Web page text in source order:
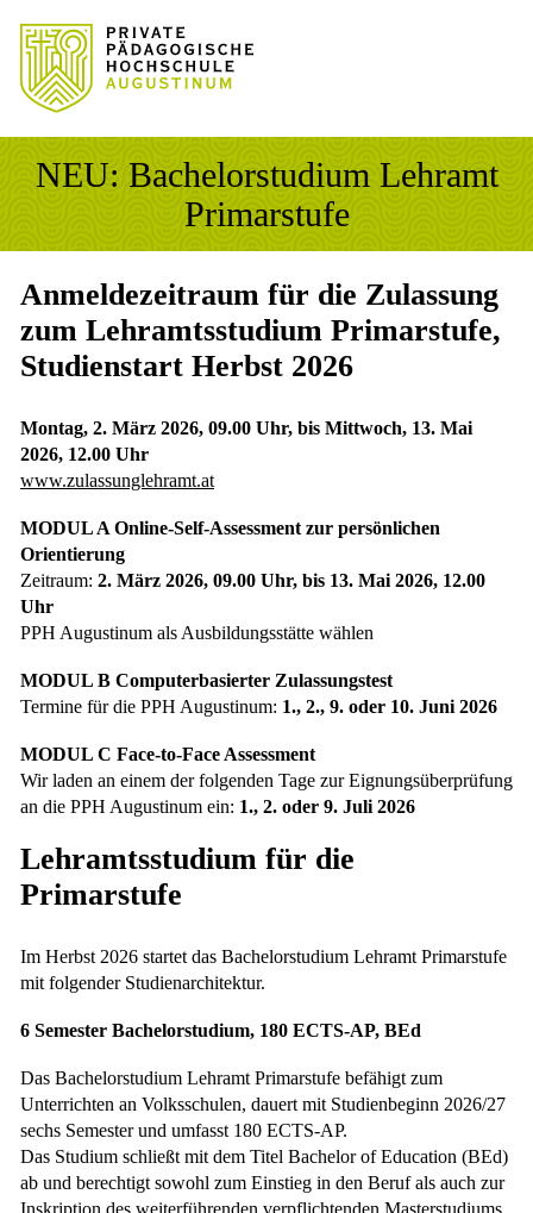
Sprung zum Hauptinhalt
Sprung zur Fusszeile
NEU: Bachelorstudium Lehramt
Primarstufe
Anmeldezeitraum für die Zulassung
zum Lehramtsstudium Primarstufe,
Studienstart Herbst 2026
Montag, 2. März 2026, 09.00 Uhr, bis Mittwoch, 13. Mai
2026, 12.00 Uhr
www.zulassunglehramt.at
MODUL A Online-Self-Assessment zur persönlichen
Orientierung
Zeitraum: 2. März 2026, 09.00 Uhr, bis 13. Mai 2026, 12.00
Uhr
PPH Augustinum als Ausbildungsstätte wählen
MODUL B Computerbasierter Zulassungstest
Termine für die PPH Augustinum: 1., 2., 9. oder 10. Juni 2026
MODUL C Face-to-Face Assessment
Wir laden an einem der folgenden Tage zur Eignungsüberprüfung
an die PPH Augustinum ein: 1., 2. oder 9. Juli 2026
Lehramtsstudium für die
Primarstufe
Im Herbst 2026 startet das Bachelorstudium Lehramt Primarstufe
mit folgender Studienarchitektur.
6 Semester Bachelorstudium, 180 ECTS-AP, BEd
Das Bachelorstudium Lehramt Primarstufe befähigt zum
Unterrichten an Volksschulen, dauert mit Studienbeginn 2026/27
sechs Semester und umfasst 180 ECTS-AP.
Das Studium schließt mit dem Titel Bachelor of Education (BEd)
ab und berechtigt sowohl zum Einstieg in den Beruf als auch zur